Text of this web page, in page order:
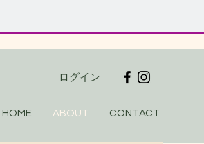
ログイン
HOME ABOUT CONTACT